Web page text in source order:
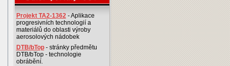
Projekt TA2-1362- Aplikace
progresivních technologií a
materiálů do oblasti výroby
aerosolových nádobek
DTB/bTop- stránky předmětu
DTB/bTop - technologie
obrábění.